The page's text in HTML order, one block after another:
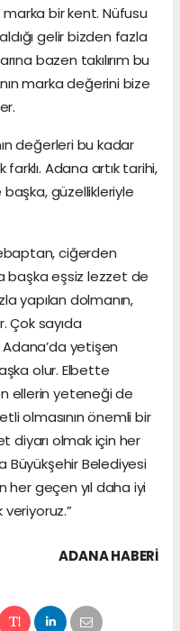
bir kent. Nüfusu
gelir bizden fazla
bazen takılırım bu
marka değerini bize
değerleri bu kadar
Adana artık tarihi,
güzellikleriyle
ciğerden
başka eşsiz lezzet de
yapılan dolmanın,
Çok sayıda
yetişen
olur. Elbette
ellerin yeteneği de
olmasının önemli bir
diyarı olmak için her
Büyükşehir Belediyesi
her geçen yıl daha iyi
ADANA HABERİ